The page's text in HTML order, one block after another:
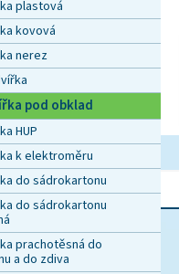
plastová
kovová
nerez
pod obklad
HUP
k elektroměru
do sádrokartonu
do sádrokartonu
prachotěsná do
a do zdiva